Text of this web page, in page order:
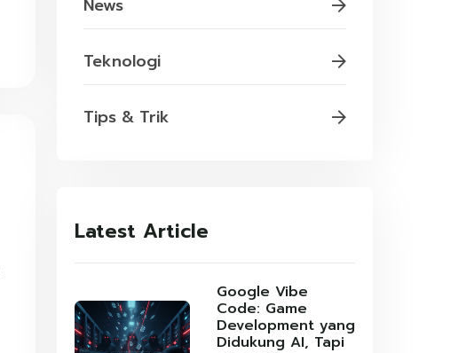
News
Teknologi
Tips & Trik
Latest Article
Google Vibe
Code: Game
Development yang
Didukung AI, Tapi